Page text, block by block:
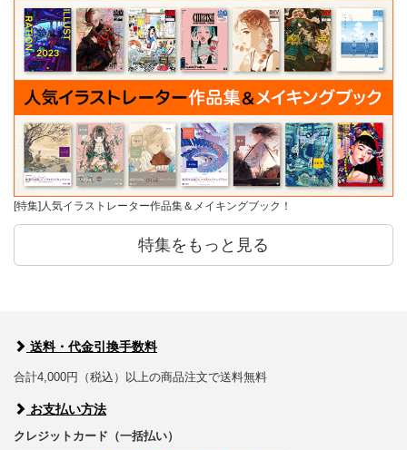
[特集]人気イラストレーター作品集＆メイキングブック！
特集をもっと見る
送料・代金引換手数料
合計4,000円（税込）以上の商品注文で送料無料
お支払い方法
クレジットカード（一括払い）